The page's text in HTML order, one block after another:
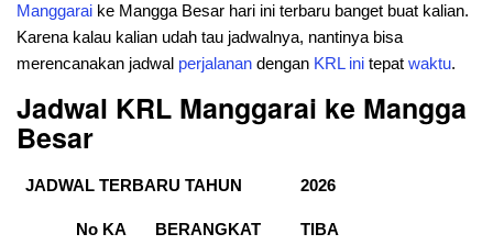
Manggarai ke Mangga Besar hari ini terbaru banget buat kalian.
Karena kalau kalian udah tau jadwalnya, nantinya bisa
merencanakan jadwal perjalanan dengan KRL ini tepat waktu.
Jadwal KRL Manggarai ke Mangga
Besar
JADWAL TERBARU TAHUN 2026
No KA
BERANGKAT
TIBA